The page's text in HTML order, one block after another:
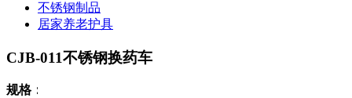
不锈钢制品
居家养老护具
CJB-011不锈钢换药车
规格：700*450*860